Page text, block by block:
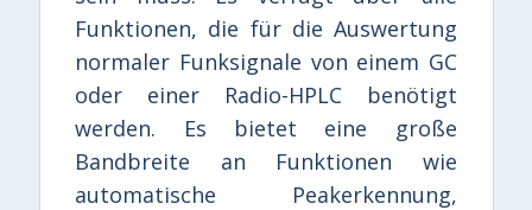
Funktionen, die für die Auswertung
normaler Funksignale von einem GC
oder einer Radio-HPLC benötigt
werden. Es bietet eine große
Bandbreite an Funktionen wie
automatische Peakerkennung,